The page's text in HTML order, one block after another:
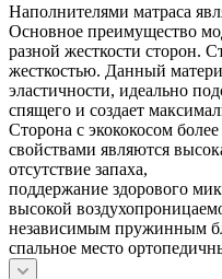
Наполнителями матраса
Основное преимущество
разной жесткости сторон.
жесткостью. Данный
эластичности, идеально
спящего и создает
Сторона с экококосом
свойствами являются
отсутствие запаха,
поддержание здорового
высокой
независимым пружинным
спальное место